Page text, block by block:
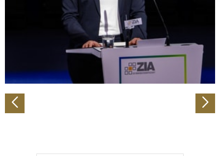
Abschnitt Einzelheiten
fest.
Wir verwenden Cookies, um Inhalte und Anzeigen zu
personalisieren, Funktionen für soziale Medien anbieten
zu können und die Zugriffe auf unsere Website zu
analysieren. Außerdem geben wir Informationen zu Ihrer
Verwendung unserer Website an unsere Partner für
Partner führen diese Informationen möglicherweise mit
weiteren Daten zusammen, die Sie ihnen bereitgestellt